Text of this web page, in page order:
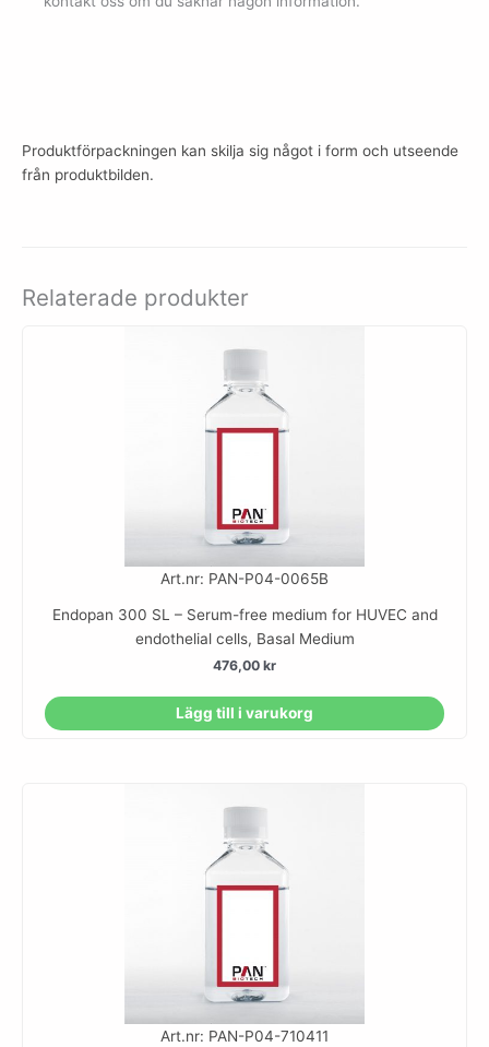
Produktförpackningen kan skilja sig något i form och utseende
från produktbilden.
Relaterade produkter
Art.nr: PAN-P04-0065B
Endopan 300 SL – Serum-free medium for HUVEC and
endothelial cells, Basal Medium
476,00 kr
Lägg till i varukorg
Art.nr: PAN-P04-710411